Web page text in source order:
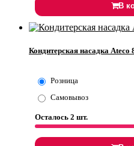
В
Кондитерская насадка Ateco
Розница
Самовывоз
Осталось 2 шт.